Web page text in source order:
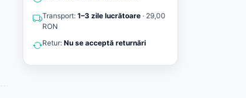
Transport: 1–3 zile lucrătoare · 29,00
RON
Retur: Nu se acceptă returnări